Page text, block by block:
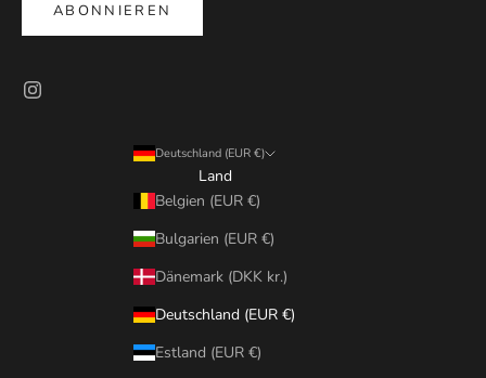
ABONNIEREN
Deutschland (EUR €)
Land
Belgien (EUR €)
Bulgarien (EUR €)
Dänemark (DKK kr.)
Deutschland (EUR €)
Estland (EUR €)